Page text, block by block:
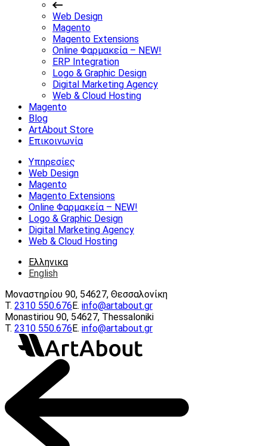
Web Design
Magento
Magento Extensions
Online Φαρμακεία – NEW!
ERP Integration
Logo & Graphic Design
Digital Marketing Agency
Web & Cloud Hosting
Magento
Blog
ArtAbout Store
Επικοινωνία
Υπηρεσίες
Web Design
Magento
Magento Extensions
Online Φαρμακεία – ΝEW!
Logo & Graphic Design
Digital Marketing Agency
Web & Cloud Hosting
Ελληνικα
English
Μοναστηρίου 90, 54627, Θεσσαλονίκη
Τ. 2310 550.676E. info@artabout.gr
Monastiriou 90, 54627, Thessaloniki
Τ. 2310 550.676E. info@artabout.gr